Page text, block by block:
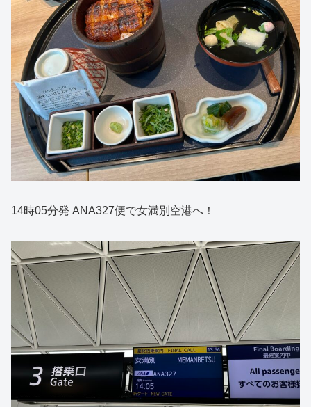
14時05分発 ANA327便で女満別空港へ！